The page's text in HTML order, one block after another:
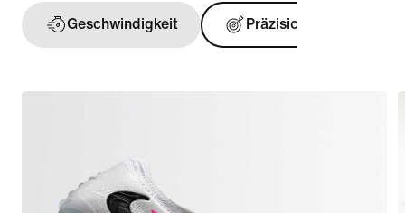
Geschwindigkeit Präzision